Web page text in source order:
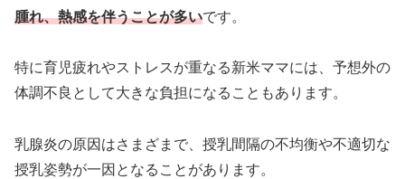
腫れ、熱感を伴うことが多いです。
特に育児疲れやストレスが重なる新米ママには、予想外の
体調不良として大きな負担になることもあります。
乳腺炎の原因はさまざまで、授乳間隔の不均衡や不適切な
授乳姿勢が一因となることがあります。